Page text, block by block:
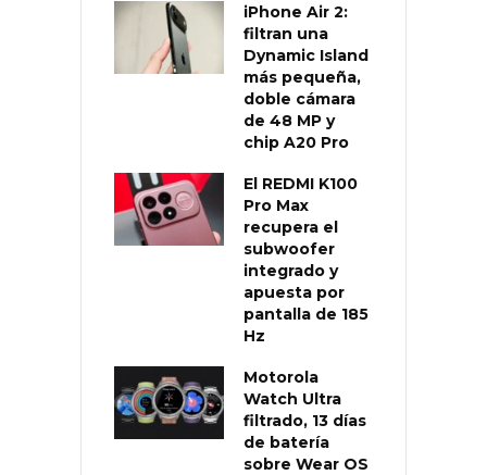
iPhone Air 2:
filtran una
Dynamic Island
más pequeña,
doble cámara
de 48 MP y
chip A20 Pro
El REDMI K100
Pro Max
recupera el
subwoofer
integrado y
apuesta por
pantalla de 185
Hz
Motorola
Watch Ultra
filtrado, 13 días
de batería
sobre Wear OS